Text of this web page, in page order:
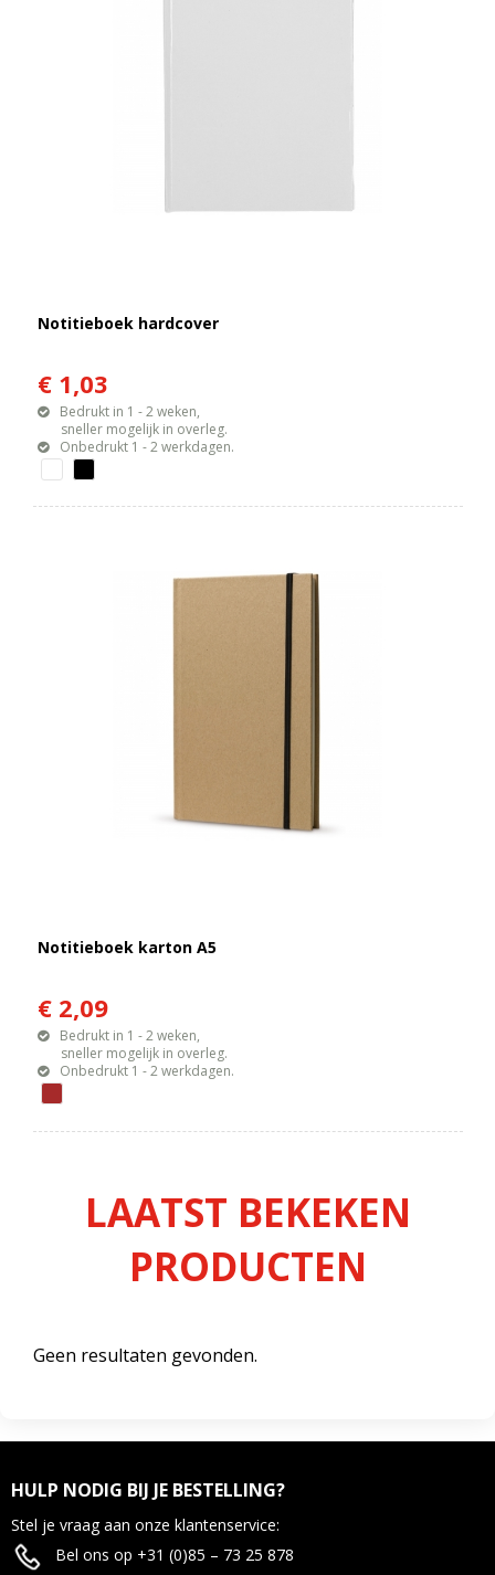
Notitieboek hardcover
€ 1,03
Bedrukt in 1 - 2 weken,
sneller mogelijk in overleg.
Onbedrukt 1 - 2 werkdagen.
Notitieboek karton A5
€ 2,09
Bedrukt in 1 - 2 weken,
sneller mogelijk in overleg.
Onbedrukt 1 - 2 werkdagen.
LAATST BEKEKEN
PRODUCTEN
Geen resultaten gevonden.
HULP NODIG BIJ JE BESTELLING?
Stel je vraag aan onze klantenservice:
Bel ons op +31 (0)85 – 73 25 878